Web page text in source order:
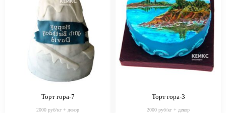
Торт гора-7
2000 руб/кг + декор
Торт гора-3
2000 руб/кг + декор